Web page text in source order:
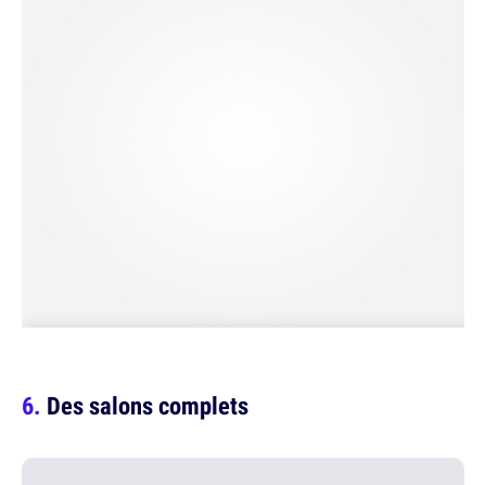
Des salons complets